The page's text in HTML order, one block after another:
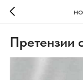
Претензии